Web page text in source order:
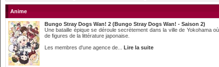
Anime
Bungo Stray Dogs Wan! 2 (Bungo Stray Dogs Wan! - Saison 2)
Une bataille épique se déroule secrètement dans la ville de Yokohama
de figures de la littérature japonaise.
Les membres d'une agence de... Lire la suite